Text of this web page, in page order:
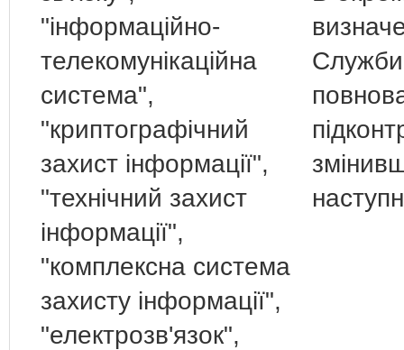
"інформаційно-
телекомунікаційна
система",
"криптографічний
захист інформації",
"технічний захист
інформації",
"комплексна система
захисту інформації",
"електрозв'язок",